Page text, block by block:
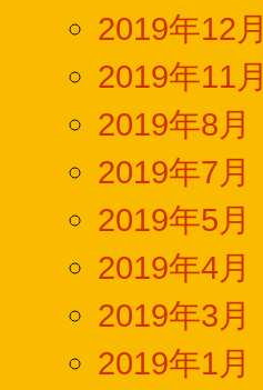
2019年12月
2019年11月
2019年8月
2019年7月
2019年5月
2019年4月
2019年3月
2019年1月